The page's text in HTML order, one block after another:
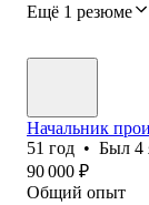
Ещё 1 резюме
Начальник
51 год • Был 4
90 000 ₽
Общий опыт